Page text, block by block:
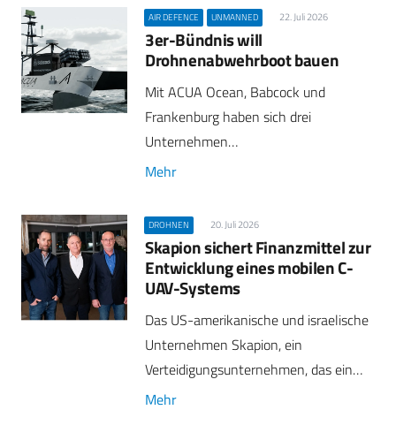
AIR DEFENCE UNMANNED 22. Juli 2026
3er-Bündnis will
Drohnenabwehrboot bauen
Mit ACUA Ocean, Babcock und
Frankenburg haben sich drei
Unternehmen…
Mehr
DROHNEN 20. Juli 2026
Skapion sichert Finanzmittel zur
Entwicklung eines mobilen C-
UAV-Systems
Das US-amerikanische und israelische
Unternehmen Skapion, ein
Verteidigungsunternehmen, das ein…
Mehr